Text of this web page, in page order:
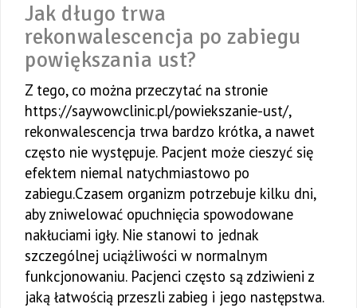
Jak długo trwa
rekonwalescencja po zabiegu
powiększania ust?
Z tego, co można przeczytać na stronie
https://saywowclinic.pl/powiekszanie-ust/,
rekonwalescencja trwa bardzo krótka, a nawet
często nie występuje. Pacjent może cieszyć się
efektem niemal natychmiastowo po
zabiegu.Czasem organizm potrzebuje kilku dni,
aby zniwelować opuchnięcia spowodowane
nakłuciami igły. Nie stanowi to jednak
szczególnej uciążliwości w normalnym
funkcjonowaniu. Pacjenci często są zdziwieni z
jaką łatwością przeszli zabieg i jego następstwa.